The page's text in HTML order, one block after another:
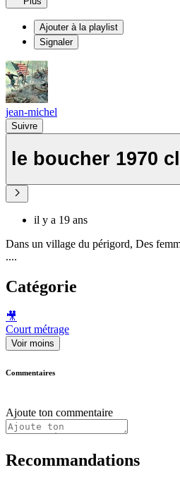
Ajouter à la playlist
Signaler
jean-michel
Suivre
le
il y a 19 ans
Dans un village du périgord, Des
....
Catégorie
🎥
Court métrage
Voir moins
Commentaires
Ajoute ton commentaire
Recommandations